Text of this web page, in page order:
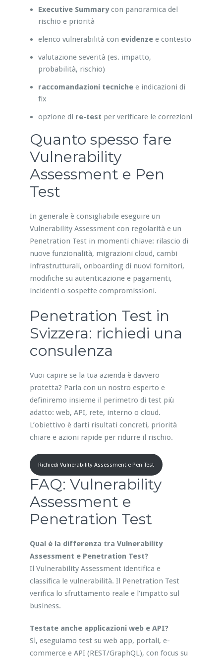
Executive Summarycon panoramica del
rischio e priorità
elenco vulnerabilità con evidenzee contesto
valutazione severità (es. impatto,
probabilità, rischio)
raccomandazioni tecnichee indicazioni di
fix
opzione di re-test per verificare le correzioni
Quanto spesso fare
Vulnerability
Assessment e Pen
Test
In generale è consigliabile eseguire un
Vulnerability Assessment con regolarità e un
Penetration Test in momenti chiave: rilascio di
nuove funzionalità, migrazioni cloud, cambi
infrastrutturali, onboarding di nuovi fornitori,
modifiche su autenticazione e pagamenti,
incidenti o sospette compromissioni.
Penetration Test in
Svizzera: richiedi una
consulenza
Vuoi capire se la tua azienda è davvero
protetta? Parla con un nostro esperto e
definiremo insieme il perimetro di test più
adatto: web, API, rete, interno o cloud.
L’obiettivo è darti risultati concreti, priorità
chiare e azioni rapide per ridurre il rischio.
Richiedi Vulnerability Assessment e Pen Test
FAQ: Vulnerability
Assessment e
Penetration Test
Qual è la differenza tra Vulnerability
Assessment e Penetration Test?
Il Vulnerability Assessment identifica e
classifica le vulnerabilità. Il Penetration Test
verifica lo sfruttamento reale e l’impatto sul
business.
Testate anche applicazioni web e API?
Sì, eseguiamo test su web app, portali, e-
commerce e API (REST/GraphQL), con focus su